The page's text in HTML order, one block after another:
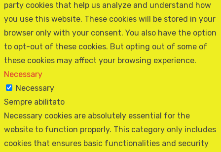
party cookies that help us analyze and understand how
you use this website. These cookies will be stored in your
browser only with your consent. You also have the option
to opt-out of these cookies. But opting out of some of
these cookies may affect your browsing experience.
Necessary
Necessary
Sempre abilitato
Necessary cookies are absolutely essential for the
website to function properly. This category only includes
cookies that ensures basic functionalities and security